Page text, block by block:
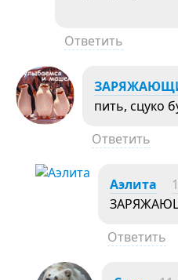
Ответить
пить, сцуко
Ответить
Аэлита
Ответить